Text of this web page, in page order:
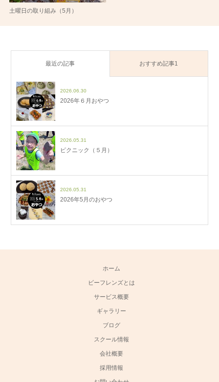
土曜日の取り組み（5月）
最近の記事 おすすめ記事1
2026.06.30
2026年６月おやつ
2026.05.31
ピクニック（５月）
2026.05.31
2026年5月のおやつ
ホーム
ビーフレンズとは
サービス概要
ギャラリー
ブログ
スクール情報
会社概要
採用情報